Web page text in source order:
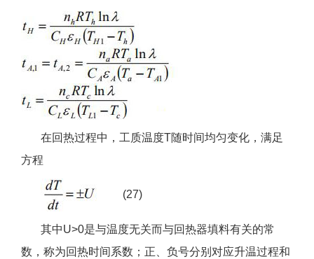
在回热过程中，工质温度T随时间均匀变化，满足
方程
(27)
其中U>0是与温度无关而与回热器填料有关的常
数，称为回热时间系数；正、负号分别对应升温过程和